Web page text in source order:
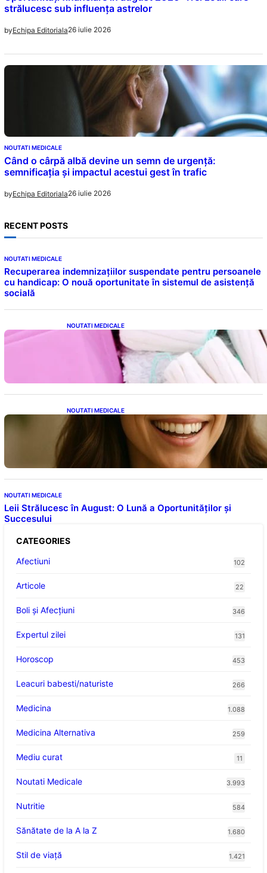
strălucesc sub influența astrelor
byEchipa Editoriala26 iulie 2026
NOUTATI MEDICALE
Când o cârpă albă devine un semn de urgență:
semnificația și impactul acestui gest în trafic
byEchipa Editoriala26 iulie 2026
RECENT POSTS
NOUTATI MEDICALE
Recuperarea indemnizațiilor suspendate pentru persoanele
cu handicap: O nouă oportunitate în sistemul de asistență
socială
NOUTATI MEDICALE
Tampoanele menstruale: O analiză profundă
a riscurilor legate de metale toxice
NOUTATI MEDICALE
Ceaiul – Băutura care protejează inima:
Descoperiri recente despre beneficiile
consumului zilnic
NOUTATI MEDICALE
Leii Strălucesc în August: O Lună a Oportunităților și
Succesului
CATEGORIES
Afectiuni
102
Articole 22
Boli și Afecțiuni 346
Expertul zilei 131
Horoscop 453
Leacuri babesti/naturiste 266
Medicina 1.088
Medicina Alternativa 259
Mediu curat 11
Noutati Medicale 3.993
Nutritie 584
Sănătate de la A la Z 1.680
Stil de viaţă 1.421